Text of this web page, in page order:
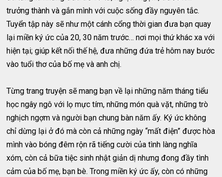
trưởng thành và gắn mình với cuộc sống đầy nguyên tắc.
Tuyển tập này sẽ như một cánh cổng thời gian đưa bạn quay
lại miền ký ức của 20, 30 năm trước… nơi mọi thứ khác xa với
hiện tại; giúp kết nối thế hệ, đưa những đứa trẻ hôm nay bước
vào tuổi thơ của bố mẹ và anh chị.
Từng trang truyện sẽ mang bạn về lại những năm tháng tiểu
học ngây ngô với lọ mực tím, những món quà vặt, những trò
nghịch ngợm và người bạn chung bàn năm ấy. Ký ức không
chỉ dừng lại ở đó mà còn cả những ngày “mất điện” được hòa
mình vào bóng đêm rộn rã tiếng cười của tình làng nghĩa
xóm, còn cả bữa tiệc sinh nhật giản dị nhưng đong đầy tình
cảm của bố mẹ, bạn bè. Trong miền ký ức ấy, còn có những